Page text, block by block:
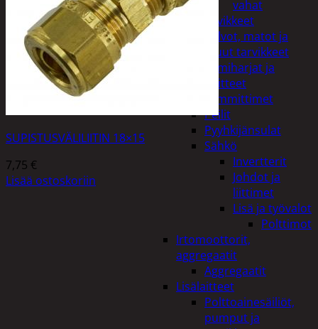
vahat
Autotarvikkeet
Kalvot, matot ja
muut tarvikkeet
Lumiharjat ja
peitteet
Lämmittimet
Peilit
Pyyhkijänsulat
Sähkö
Invertterit
Johdot ja
liittimet
Lisä ja työvalot
Polttimot
Irtomoottorit,
aggregaatit
Aggregaatit
Lisälaitteet
Polttoainesäiliöt,
pumput ja
SUPISTUSVÄLILIITIN 18×15
7,75 €
Lisää ostoskoriin